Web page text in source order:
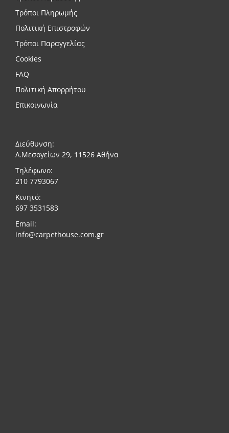
Τρόποι Πληρωμής
Πολιτική Επιστροφών
Τρόποι Παραγγελίας
Cookies
FAQ
Πολιτική Απορρήτου
Επικοινωνία
Διεύθυνση:
Λ.Μεσογείων 29, 11526 Αθήνα
Τηλέφωνο:
210 7793067
Κινητό:
697 3531583
Email:
info@carpethouse.com.gr